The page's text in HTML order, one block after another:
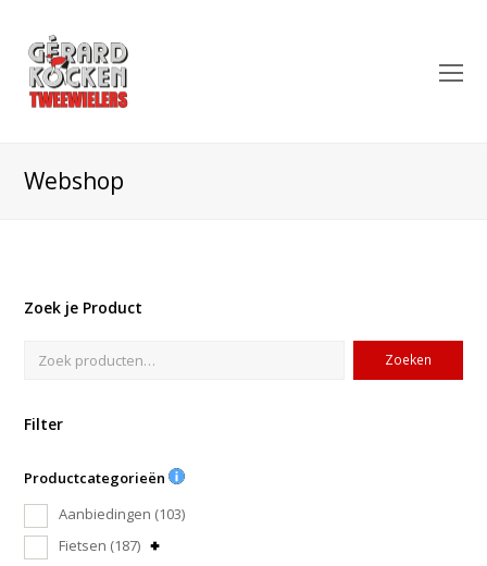
Webshop
Zoek je Product
Zoeken
Filter
Productcategorieën
Aanbiedingen (103)
Fietsen (187)